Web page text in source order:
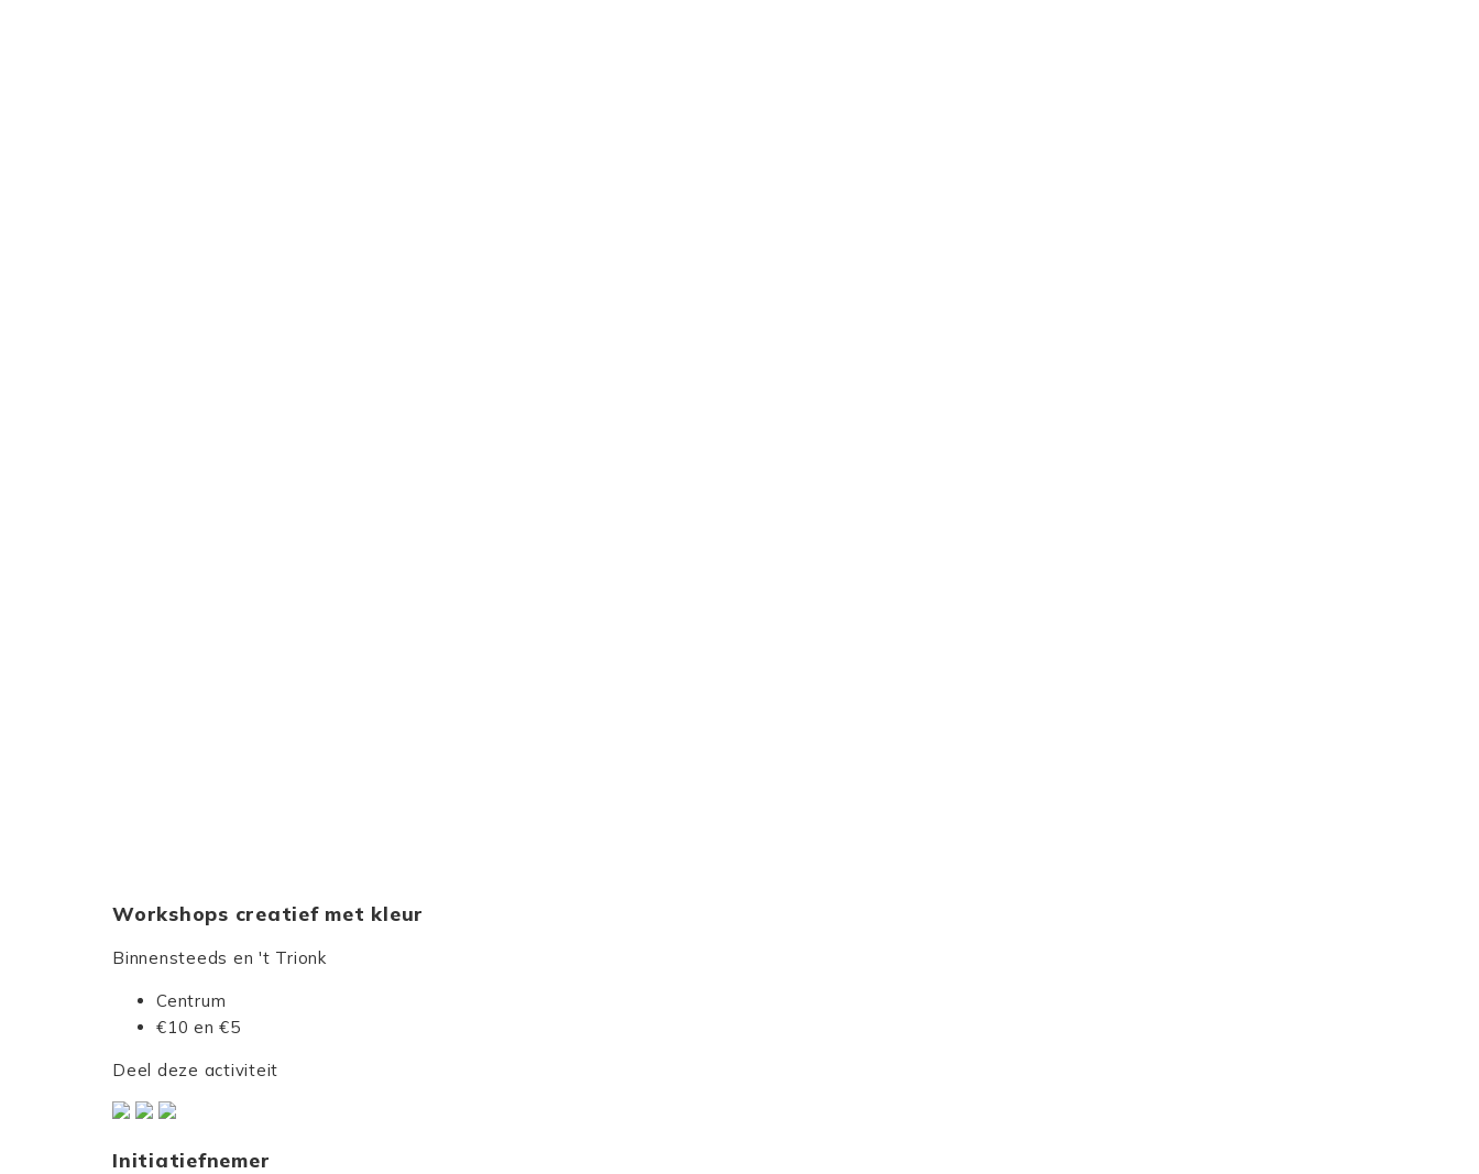
Workshops creatief met kleur
Binnensteeds en 't Trionk
Centrum
€10 en €5
Deel deze activiteit
Initiatiefnemer